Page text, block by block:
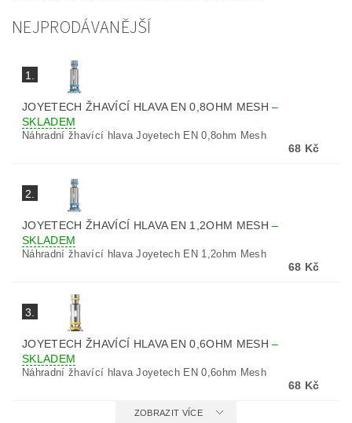
NEJPRODÁVANĚJŠÍ
1.
JOYETECH ŽHAVÍCÍ HLAVA EN 0,8OHM MESH–
SKLADEM
Náhradní žhavící hlava Joyetech EN 0,8ohm Mesh
68 Kč
2.
JOYETECH ŽHAVÍCÍ HLAVA EN 1,2OHM MESH–
SKLADEM
Náhradní žhavící hlava Joyetech EN 1,2ohm Mesh
68 Kč
3.
JOYETECH ŽHAVÍCÍ HLAVA EN 0,6OHM MESH–
SKLADEM
Náhradní žhavící hlava Joyetech EN 0,6ohm Mesh
68 Kč
ZOBRAZIT VÍCE